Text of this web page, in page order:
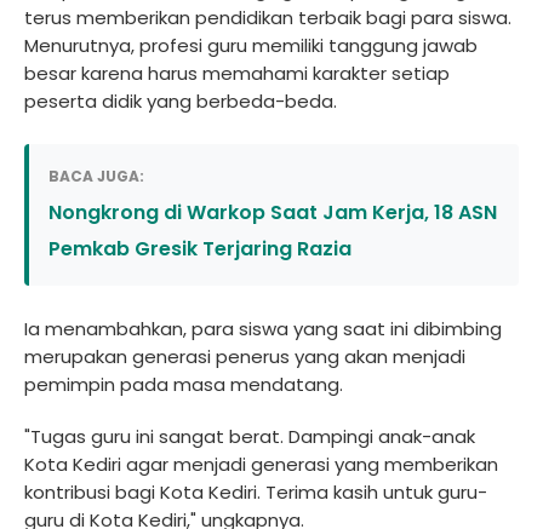
terus memberikan pendidikan terbaik bagi para siswa.
Menurutnya, profesi guru memiliki tanggung jawab
besar karena harus memahami karakter setiap
peserta didik yang berbeda-beda.
BACA JUGA:
Nongkrong di Warkop Saat Jam Kerja, 18 ASN
Pemkab Gresik Terjaring Razia
Ia menambahkan, para siswa yang saat ini dibimbing
merupakan generasi penerus yang akan menjadi
pemimpin pada masa mendatang.
"Tugas guru ini sangat berat. Dampingi anak-anak
Kota Kediri agar menjadi generasi yang memberikan
kontribusi bagi Kota Kediri. Terima kasih untuk guru-
guru di Kota Kediri," ungkapnya.